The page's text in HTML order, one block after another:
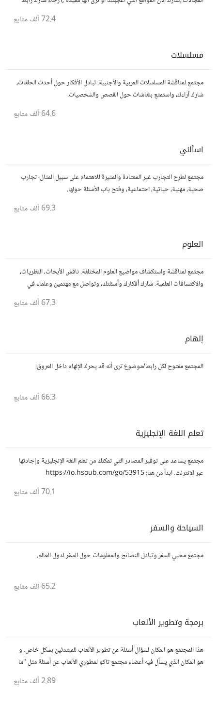
72.4 ألف متابع
مسلسلات
مجتمع لمناقشة المسلسلات العربية والأجنبية. تبادل الأفكار حول أحدث الحلقات،
شارك آراءك، واستمتع بنقاشات حول القصص والشخصيات.
64.6 ألف متابع
اسألني
مجتمع لطرح التجارب غير المعتادة والمثيرة للاهتمام على سبيل المثال؛ تجارب
صحية، مهنية، حياتية، اجتماعية، وفتح باب الأسئلة حولها.
69.3 ألف متابع
العلوم
مجتمع لمناقشة واستكشاف مواضيع العلوم المختلفة. ناقش الأبحاث، النظريات،
والاكتشافات العلمية. شارك أفكارك وأسئلتك، وتواصل مع مهتمين وعلماء في
67.3 ألف متابع
إلهام
المجتمع مفتوح لكل رابط/موضوع ترى أنه قد يحرك الإلهام داخل العروق!
66.3 ألف متابع
تعلم اللغة الإنجليزية
مجتمع يساعد على توفير المصادر التي تمكنك من تعلم اللغة الإنجليزية وإجادتها
عبر الانترنت. ابدأ من هنا: https://io.hsoub.com/go/53915
70.1 ألف متابع
السياحة والسفر
مجتمع محبي السفر وتبادل النصائح والمعلومات حول السفر لدول العالم.
65.2 ألف متابع
برمجة وتطوير الألعاب
هذا المجتمع هو المكان لسؤال أسئلة عن تطوير الألعاب للمبتدئين بشكل خاص. و
هو المكان الذي يسأل فيه أعضاء مجتمع تاكو لمطوري الألعاب عن أسئلة مثل "ما
2.89 ألف متابع